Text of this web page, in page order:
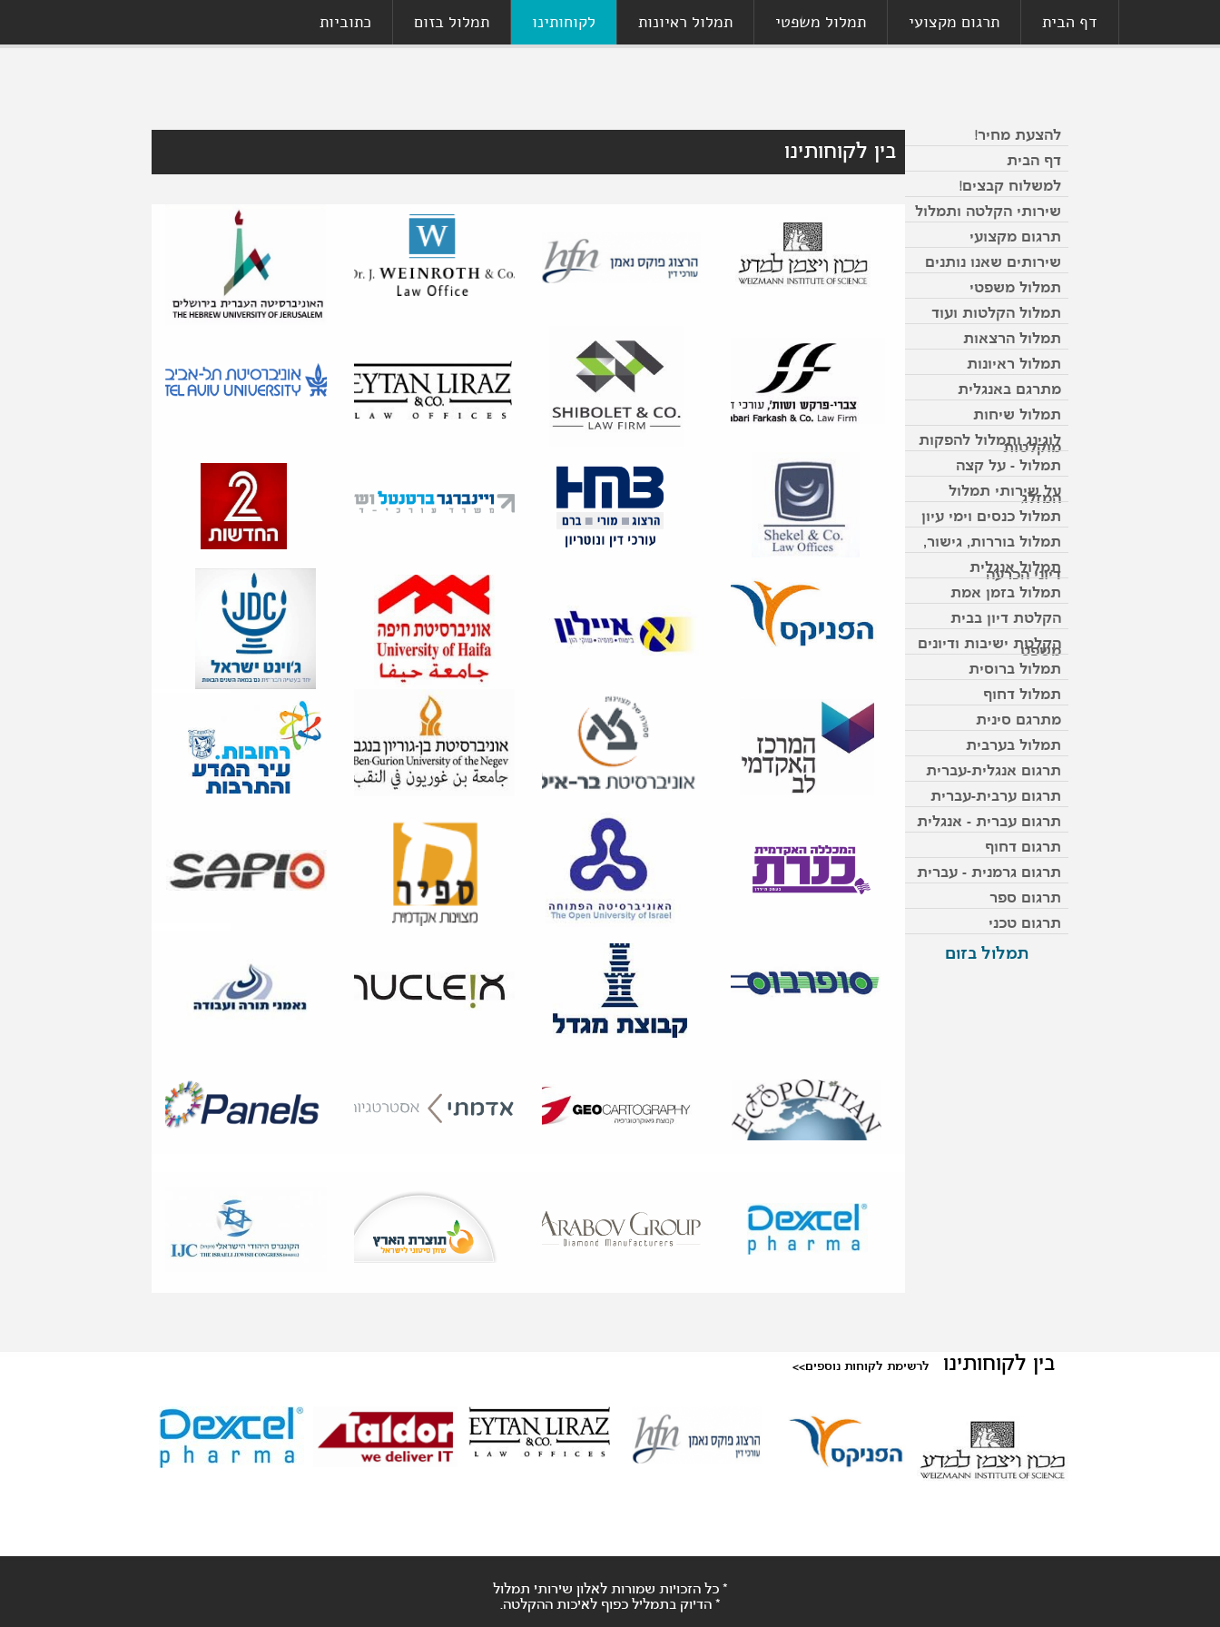
דף הבית תרגום מקצועי תמלול משפטי תמלול ראיונות לקוחותינו תמלול בזום כתוביות
להצעת מחיר!
דף הבית
למשלוח קבצים!
שירותי הקלטה ותמלול
תרגום מקצועי
שירותים שאנו נותנים
תמלול משפטי
תמלול הקלטות ועוד
תמלול הרצאות
תמלול ראיונות
מתרגם באנגלית
תמלול שיחות
מוקלטות
לוגינג ותמלול להפקות
תמלול - על קצה
המזלג
על שירותי תמלול
תמלול כנסים וימי עיון
תמלול בוררות, גישור,
דיוני הכרעה
תמלול אנגלית
תמלול בזמן אמת
הקלטת דיון בבית
משפט
הקלטת ישיבות ודיונים
תמלול ברוסית
תמלול דחוף
מתרגם סינית
תמלול בערבית
תרגום אנגלית-עברית
תרגום ערבית-עברית
תרגום עברית - אנגלית
תרגום דחוף
תרגום גרמנית - עברית
תרגום ספר
תרגום טכני
תמלול בזום
בין לקוחותינו
בין לקוחותינו לרשימת לקוחות נוספים>>
* כל הזכויות שמורות לאלון שירותי תמלול
* הדיוק בתמליל כפוף לאיכות ההקלטה.